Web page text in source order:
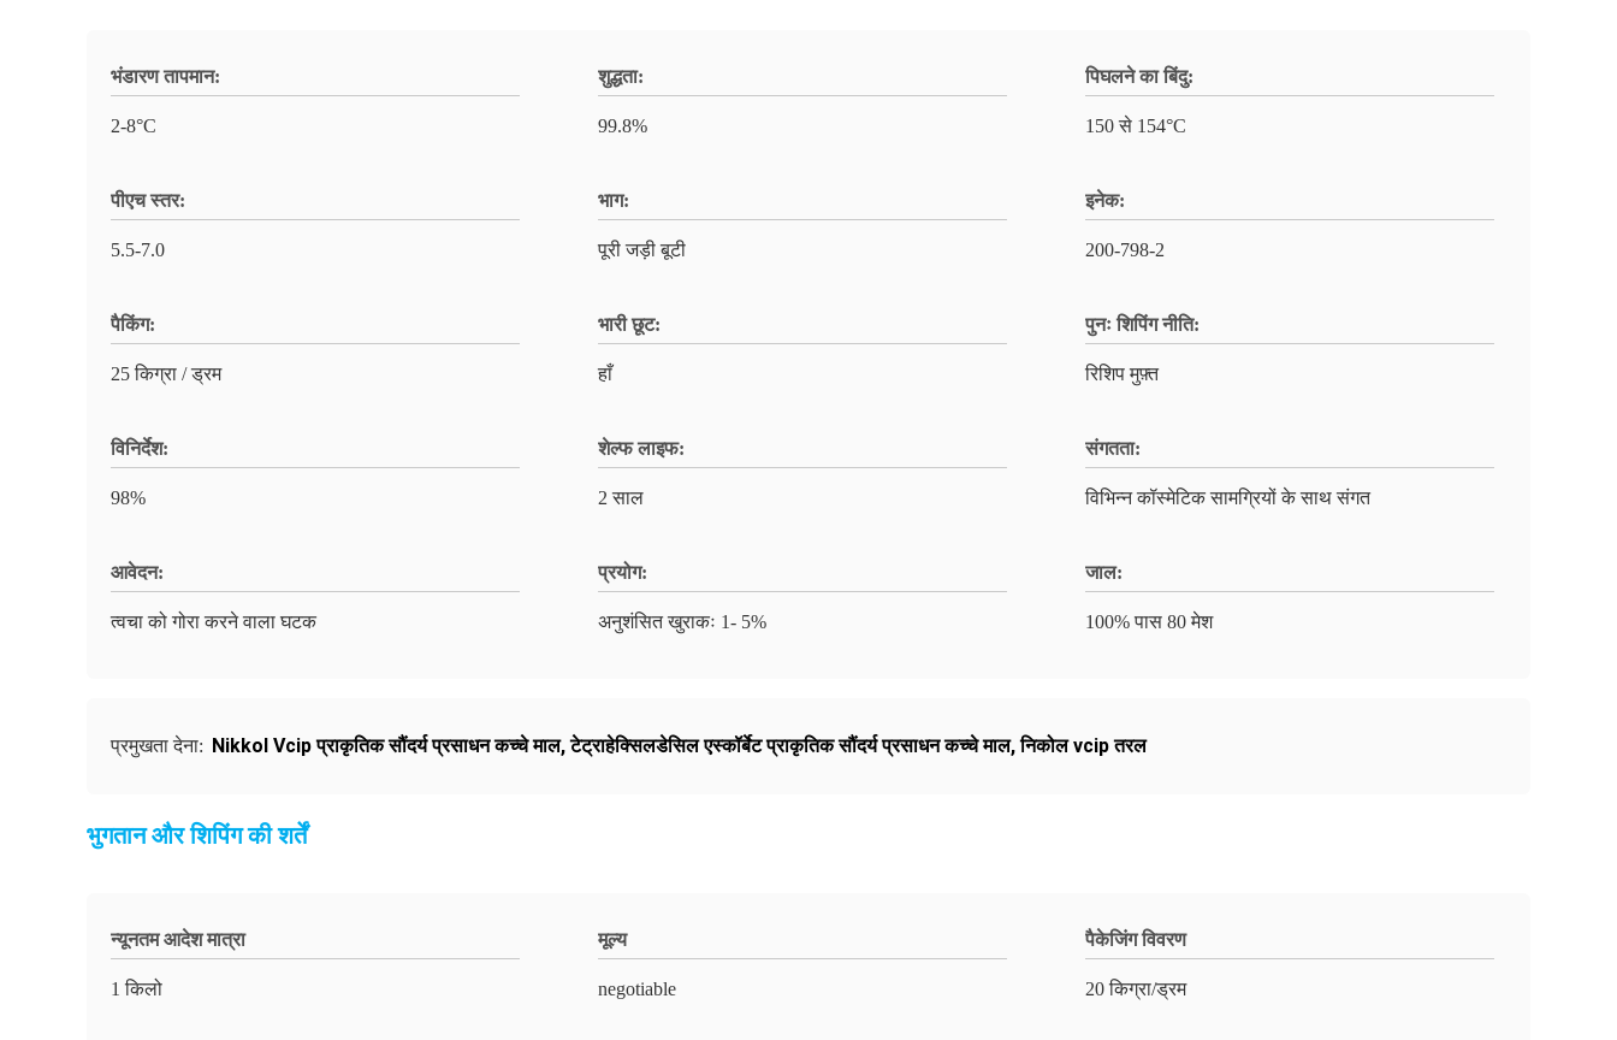
भंडारण तापमान:
2-8°C
शुद्धता:
99.8%
पिघलने का बिंदु:
150 से 154°C
पीएच स्तर:
5.5-7.0
भाग:
पूरी जड़ी बूटी
इनेक:
200-798-2
पैकिंग:
25 किग्रा / ड्रम
भारी छूट:
हाँ
पुनः शिपिंग नीति:
रिशिप मुफ़्त
विनिर्देश:
98%
शेल्फ लाइफ:
2 साल
संगतता:
विभिन्न कॉस्मेटिक सामग्रियों के साथ संगत
आवेदन:
त्वचा को गोरा करने वाला घटक
प्रयोग:
अनुशंसित खुराकः 1- 5%
जाल:
100% पास 80 मेश
प्रमुखता देना: Nikkol Vcip प्राकृतिक सौंदर्य प्रसाधन कच्चे माल,टेट्राहेक्सिलडेसिल एस्कॉर्बेट प्राकृतिक सौंदर्य प्रसाधन कच्चे माल,निकोल vcip तरल
भुगतान और शिपिंग की शर्तें
न्यूनतम आदेश मात्रा
1 किलो
मूल्य
negotiable
पैकेजिंग विवरण
20 किग्रा/ड्रम